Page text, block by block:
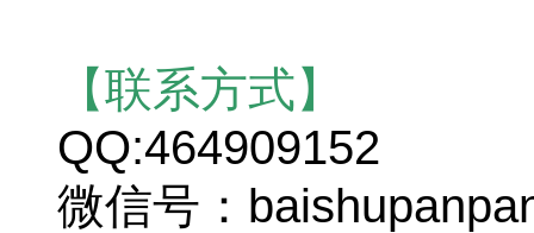
【联系方式】
QQ:464909152
微信号：